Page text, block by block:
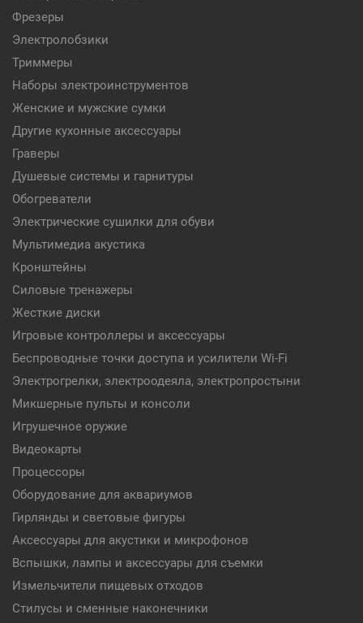
Фрезеры
Электролобзики
Триммеры
Наборы электроинструментов
Женские и мужские сумки
Другие кухонные аксессуары
Граверы
Душевые системы и гарнитуры
Обогреватели
Электрические сушилки для обуви
Мультимедиа акустика
Кронштейны
Силовые тренажеры
Жесткие диски
Игровые контроллеры и аксессуары
Беспроводные точки доступа и усилители Wi-Fi
Электрогрелки, электроодеяла, электропростыни
Микшерные пульты и консоли
Игрушечное оружие
Видеокарты
Процессоры
Оборудование для аквариумов
Гирлянды и световые фигуры
Аксессуары для акустики и микрофонов
Вспышки, лампы и аксессуары для съемки
Измельчители пищевых отходов
Стилусы и сменные наконечники